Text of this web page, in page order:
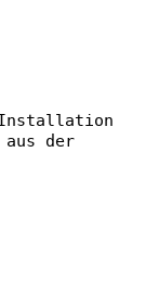
Installation
der